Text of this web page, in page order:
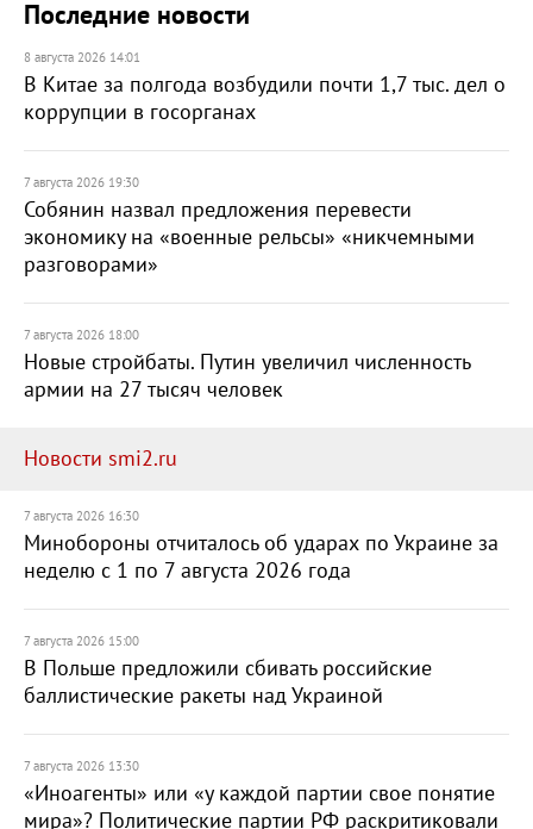
Последние новости
8 августа 2026 14:01
В Китае за полгода возбудили почти 1,7 тыс. дел о
коррупции в госорганах
7 августа 2026 19:30
Собянин назвал предложения перевести
экономику на «военные рельсы» «никчемными
разговорами»
7 августа 2026 18:00
Новые стройбаты. Путин увеличил численность
армии на 27 тысяч человек
Новости smi2.ru
7 августа 2026 16:30
Минобороны отчиталось об ударах по Украине за
неделю с 1 по 7 августа 2026 года
7 августа 2026 15:00
В Польше предложили сбивать российские
баллистические ракеты над Украиной
7 августа 2026 13:30
«Иноагенты» или «у каждой партии свое понятие
мира»? Политические партии РФ раскритиковали